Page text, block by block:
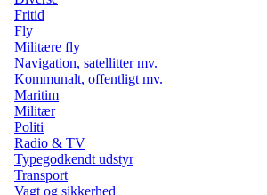
Fritid
Fly
Militære fly
Navigation, satellitter mv.
Kommunalt, offentligt mv.
Maritim
Militær
Politi
Radio & TV
Typegodkendt udstyr
Transport
Vagt og sikkerhed